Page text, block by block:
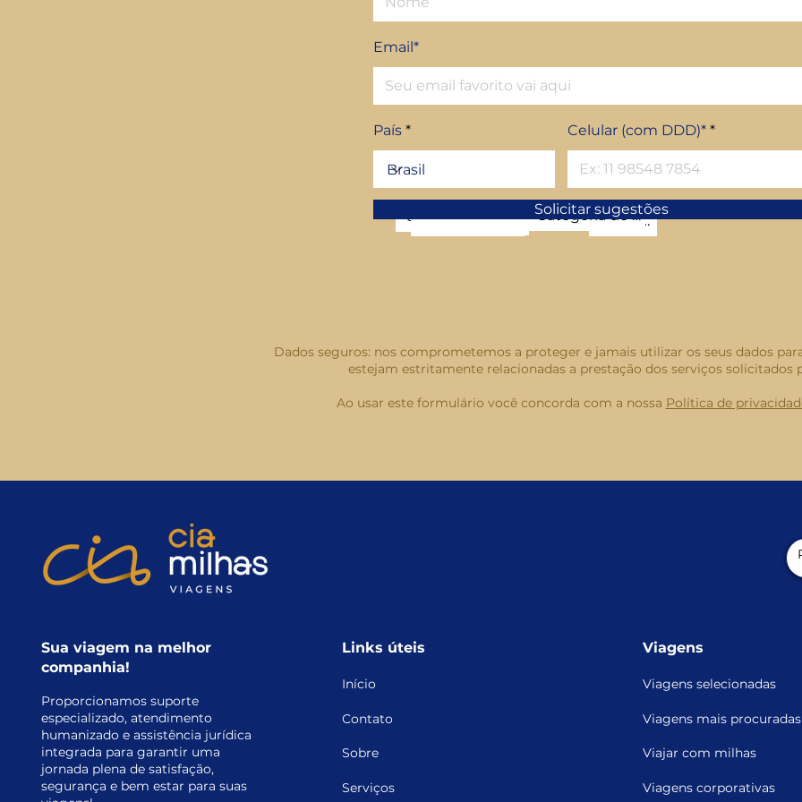
Email*
País Celular (com DDD)*
Solicitar sugestões
Dados seguros: nos comprometemos a proteger e jamais utilizar os seus dados
estejam estritamente relacionadas a prestação dos serviços solicitados
Ao usar este formulário você concorda com a nossa Política de
Sua viagem na melhor
companhia!
Proporcionamos suporte
especializado, atendimento
humanizado e assistência jurídica
integrada para garantir uma
jornada plena de satisfação,
segurança e bem estar para suas
Links úteis
Início
Contato
Sobre
Serviços
Viagens
Viagens selecionadas
Viagens mais procuradas
Viajar com milhas
Viagens corporativas